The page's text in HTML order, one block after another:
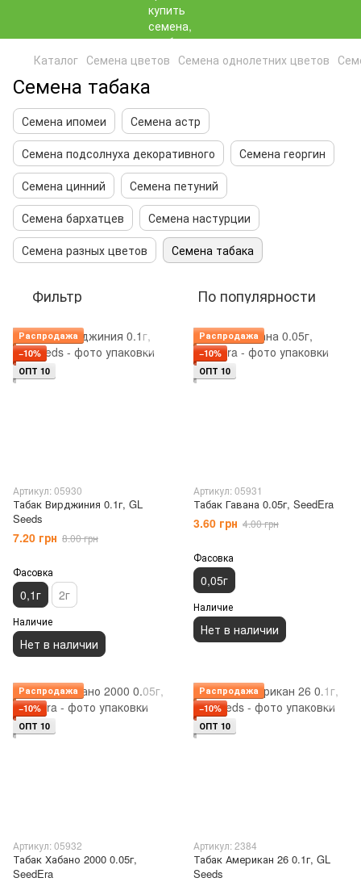
Каталог Семена цветов Семена однолетних цветов
Семена табака
Семена ипомеи
Семена астр
Семена подсолнуха декоративного
Семена георгин
Семена цинний
Семена петуний
Семена бархатцев
Семена настурции
Семена разных цветов
Семена табака
Фильтр По популярности
Распродажа
−10%
ОПТ 10
Артикул: 05930
Табак Вирджиния 0.1г, GL
Seeds
7.20 грн 8.00 грн
Фасовка
0,1г 2г
Наличие
Нет в наличии
Распродажа
−10%
ОПТ 10
Артикул: 05931
Табак Гавана 0.05г, SeedEra
3.60 грн 4.00 грн
Фасовка
0,05г
Наличие
Нет в наличии
Распродажа
−10%
ОПТ 10
Артикул: 05932
Табак Хабано 2000 0.05г,
SeedEra
Распродажа
−10%
ОПТ 10
Артикул: 2384
Табак Американ 26 0.1г, GL
Seeds